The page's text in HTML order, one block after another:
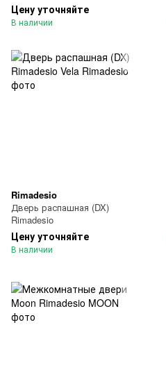
Цену уточняйте
В наличии
Rimadesio
Дверь распашная (DX)
Rimadesio
Цену уточняйте
В наличии